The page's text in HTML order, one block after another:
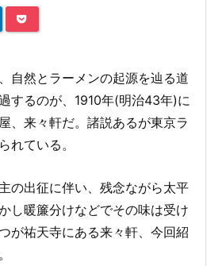
自然とラーメンの起源を辿る道
するのが、1910年(明治43年)に
、来々軒だ。諸説あるが東京ラ
れている。
の出征に伴い、残念ながら太平
し暖簾分けなどでその味は受け
が祐天寺にある来々軒、今回紹